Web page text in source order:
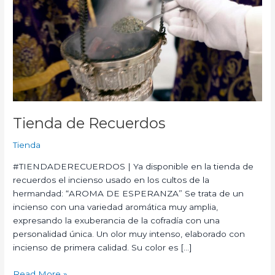
Tienda de Recuerdos
Tienda
#TIENDADERECUERDOS | Ya disponible en la tienda de
recuerdos el incienso usado en los cultos de la
hermandad: “AROMA DE ESPERANZA” Se trata de un
incienso con una variedad aromática muy amplia,
expresando la exuberancia de la cofradía con una
personalidad única. Un olor muy intenso, elaborado con
incienso de primera calidad. Su color es […]